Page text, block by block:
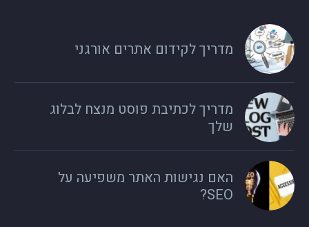
מדריך לקידום אתרים אורגני
מדריך לכתיבת פוסט מנצח לבלוג
שלך
האם נגישות האתר משפיעה על
SEO?